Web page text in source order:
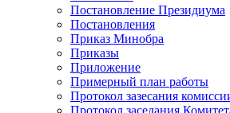
Постановление Президиума
Постановления
Приказ Минобра
Приказы
Приложение
Примерный план работы
Протокол зазесания
Протокол заседания